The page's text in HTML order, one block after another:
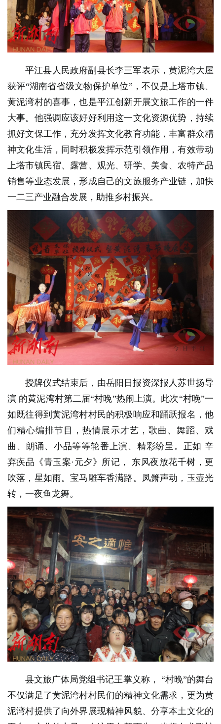
平江县人民政府副县长李三军表示，黄泥湾大屋
获评“湖南省省级文物保护单位”，不仅是上塔市镇、
黄泥湾村的喜事，也是平江创新开展文旅工作的一件
大事。他强调应该好好利用这一文化资源优势，持续
抓好文保工作，充分发挥文化教育功能，丰富群众精
神文化生活，同时积极发挥示范引领作用，有效带动
上塔市镇民宿、露营、观光、研学、美食、农特产品
销售等业态发展，形成自己的文旅服务产业链，加快
一二三产业融合发展，助推乡村振兴。
授牌仪式结束后，由岳阳日报资深报人苏世扬导
演 的黄泥湾村第二届“村晚”热闹上演。此次“村晚”一
如既往得到黄泥湾村村民的积极响应和踊跃报名，他
们精心编排节目，热情展示才艺，歌曲、舞蹈、戏
曲、朗诵、小品等等轮番上演、精彩纷呈。 正如 辛
弃疾品《青玉案·元夕》所记，
东风夜放花千树，更
吹落，星如雨。宝马雕车香满路。凤箫声动，玉壶光
转，一夜鱼龙舞。
县文旅广体局党组书记王掌义称， “村晚”的舞台
不仅满足了黄泥湾村村民们的精神文化需求，更为黄
泥湾村提供了向外界展现精神风貌、分享本土文化的